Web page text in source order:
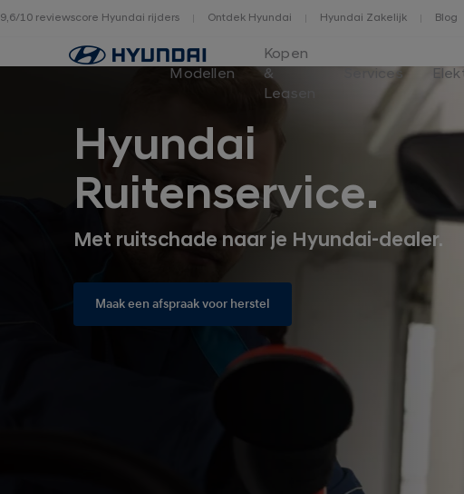
9,6/10 reviewscore Hyundai rijders Ontdek Hyundai Hyundai Zakelijk Blog
Home
Modellen
Kopen
&
Leasen
Services
Hyundai
Ruitenservice.
Met ruitschade naar je Hyundai-dealer.
Maak een afspraak voor herstel